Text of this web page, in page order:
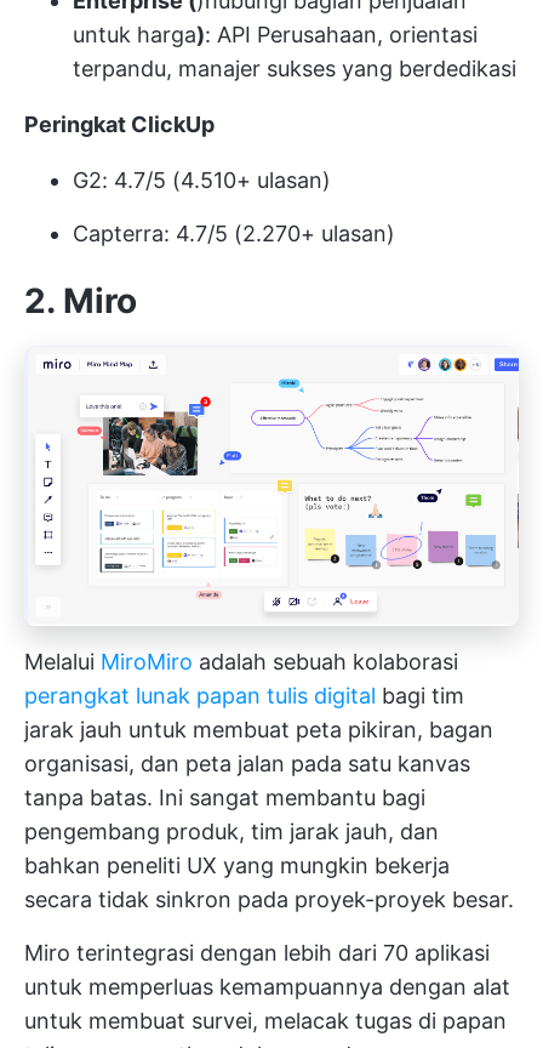
untuk harga): API Perusahaan, orientasi
terpandu, manajer sukses yang berdedikasi
Peringkat ClickUp
G2: 4.7/5 (4.510+ ulasan)
Capterra: 4.7/5 (2.270+ ulasan)
2. Miro
Melalui MiroMiro adalah sebuah kolaborasi
perangkat lunak papan tulis digital bagi tim
jarak jauh untuk membuat peta pikiran, bagan
organisasi, dan peta jalan pada satu kanvas
tanpa batas. Ini sangat membantu bagi
pengembang produk, tim jarak jauh, dan
bahkan peneliti UX yang mungkin bekerja
secara tidak sinkron pada proyek-proyek besar.
Miro terintegrasi dengan lebih dari 70 aplikasi
untuk memperluas kemampuannya dengan alat
untuk membuat survei, melacak tugas di papan